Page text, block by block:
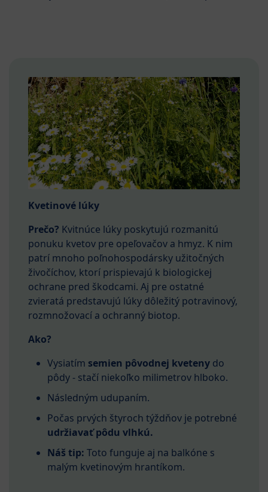
Kvetinové lúky
Prečo? Kvitnúce lúky poskytujú rozmanitú
ponuku kvetov pre opeľovačov a hmyz. K nim
patrí mnoho poľnohospodársky užitočných
živočíchov, ktorí prispievajú k biologickej
ochrane pred škodcami. Aj pre ostatné
zvieratá predstavujú lúky dôležitý potravinový,
rozmnožovací a ochranný biotop.
Ako?
Vysiatím semien pôvodnej kveteny do
pôdy- stačí niekoľko milimetrov hlboko.
Následným udupaním.
Počas prvých štyroch týždňov je potrebné
udržiavať pôdu vlhkú.
Náš tip: Toto funguje aj na balkóne s
malým kvetinovým hrantíkom.